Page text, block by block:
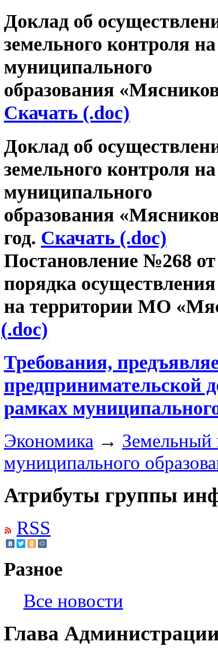
Доклад об
земельного контроля
муниципального
образования
Скачать (.doc)
Доклад об
земельного контроля
муниципального
образования
год. Скачать (.doc)
Постановление №268
порядка
на территории МО
(.doc)
Требования,
предпринимательской
рамках
Экономика → Земельный
муниципального
Атрибуты группы
RSS
Разное
Все новости
Глава